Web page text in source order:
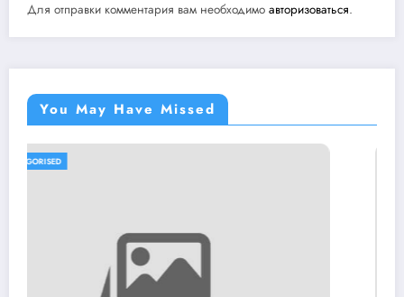
Для отправки комментария вам необходимо авторизоваться.
You May Have Missed